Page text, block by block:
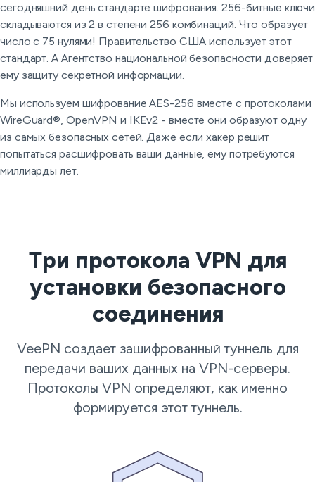
сегодняшний день стандарте шифрования. 256-битные ключи
складываются из 2 в степени 256 комбинаций. Что образует
число с 75 нулями! Правительство США использует этот
стандарт. А Агентство национальной безопасности доверяет
ему защиту секретной информации.
Мы используем шифрование AES-256 вместе с протоколами
WireGuard®, OpenVPN и IKEv2 - вместе они образуют одну
из самых безопасных сетей. Даже если хакер решит
попытаться расшифровать ваши данные, ему потребуются
миллиарды лет.
Три протокола VPN для
установки безопасного
соединения
VeePN создает зашифрованный туннель для
передачи ваших данных на VPN-серверы.
Протоколы VPN определяют, как именно
формируется этот туннель.